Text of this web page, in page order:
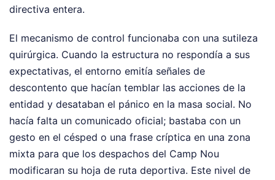
directiva entera.
El mecanismo de control funcionaba con una sutileza
quirúrgica. Cuando la estructura no respondía a sus
expectativas, el entorno emitía señales de
descontento que hacían temblar las acciones de la
entidad y desataban el pánico en la masa social. No
hacía falta un comunicado oficial; bastaba con un
gesto en el césped o una frase críptica en una zona
mixta para que los despachos del Camp Nou
modificaran su hoja de ruta deportiva. Este nivel de